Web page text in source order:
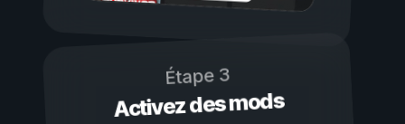
Étape 3
Activez des mods